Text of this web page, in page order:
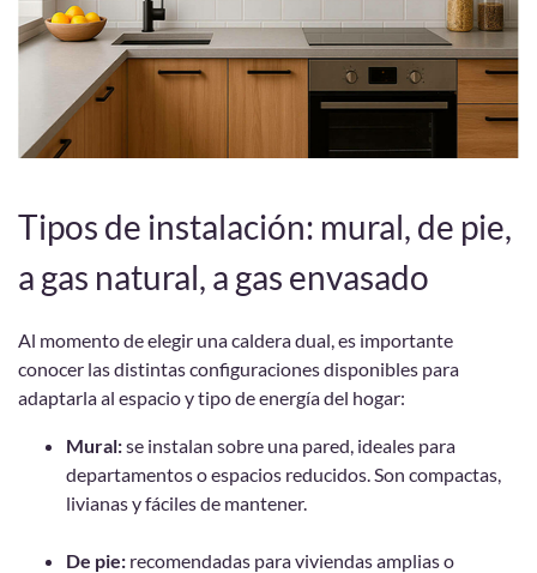
Tipos de instalación: mural, de pie,
a gas natural, a gas envasado
Al momento de elegir una caldera dual, es importante
conocer las distintas configuraciones disponibles para
adaptarla al espacio y tipo de energía del hogar:
Mural:se instalan sobre una pared, ideales para
departamentos o espacios reducidos. Son compactas,
livianas y fáciles de mantener.
De pie: recomendadas para viviendas amplias o